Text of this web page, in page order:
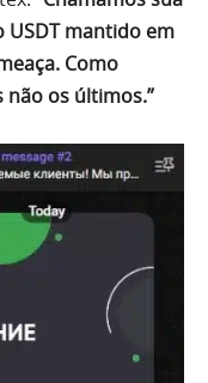
mantido em
Como
os últimos.”